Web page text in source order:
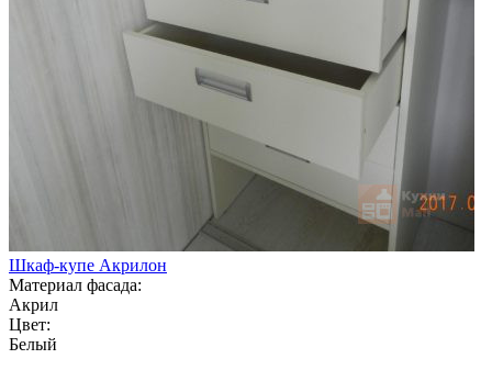
Шкаф-купе Акрилон
Материал фасада:
Акрил
Цвет:
Белый